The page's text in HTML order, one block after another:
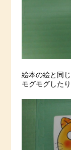
絵本の絵と同
モグモグした